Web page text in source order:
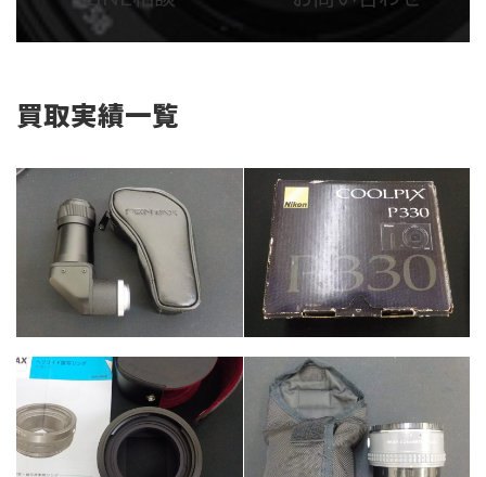
ク
ク
買取実績一覧
カテゴリー カメラ・レンズ
カテゴリー カメラ・レンズ
カテゴリー カメラ・レンズ